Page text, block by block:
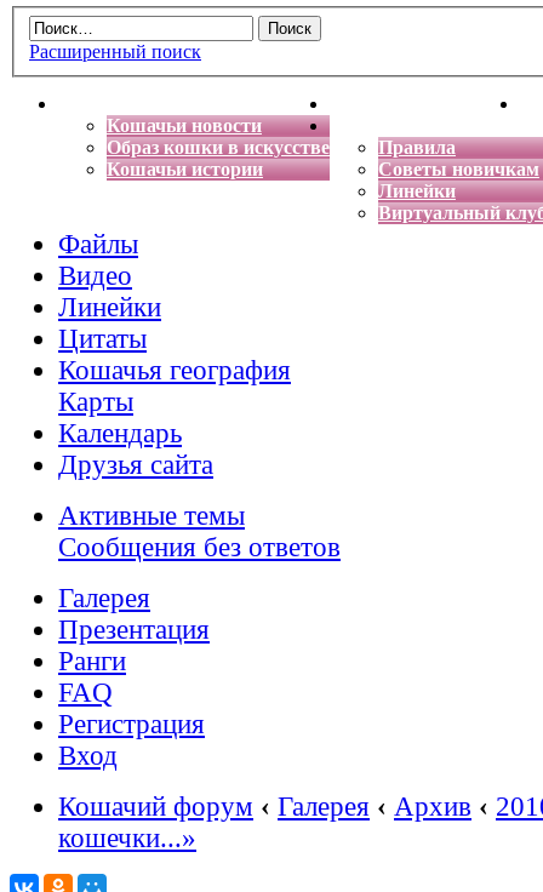
Расширенный поиск
Кошачьи новости
Образ кошки в искусстве
Кошачьи истории
Энциклопедия кошек
Правила
Советы новичкам
Линейки
Виртуальный
Файлы
Видео
Линейки
Цитаты
Кошачья география
Карты
Календарь
Друзья сайта
Активные темы
Сообщения без ответов
Галерея
Презентация
Ранги
FAQ
Регистрация
Вход
Кошачий форум ‹ Галерея ‹ Архив ‹
кошечки...»